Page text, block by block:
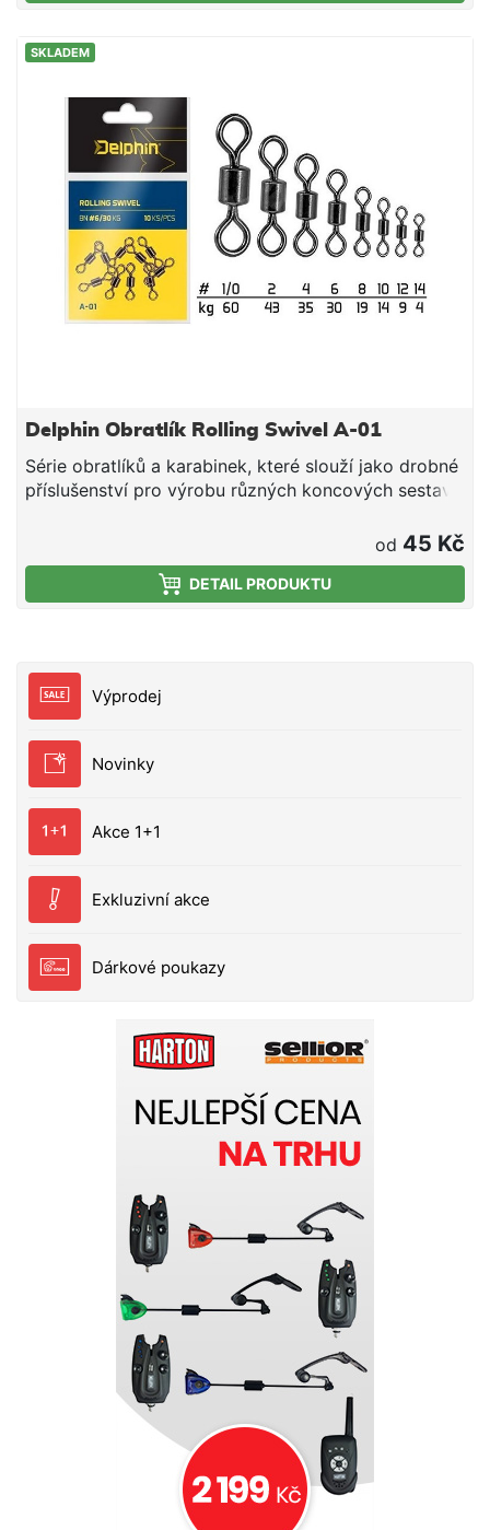
Výprodej
Novinky
Akce 1+1
Exkluzivní akce
Dárkové poukazy
SKLADEM
Delphin Obratlík Rolling Swivel A-01
Série obratlíků a karabinek, které slouží jako drobné
příslušenství pro výrobu různých koncových sestav.
od 45 Kč
DETAIL PRODUKTU